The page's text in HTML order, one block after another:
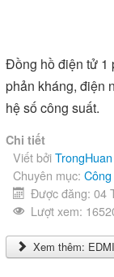
Đồng hồ điện tử 1
phản kháng, điện
hệ số công suất.
Chi tiết
Viết bởi
Chuyên mục:
Được đăng: 04
Lượt xem:
Xem thêm: